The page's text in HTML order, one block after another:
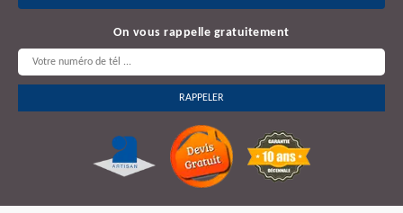
On vous rappelle gratuitement